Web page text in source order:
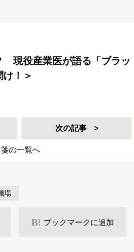
現役産業医が語る「ブラッ
！＞
次の記事
の一覧へ
場
B! ブックマークに追加